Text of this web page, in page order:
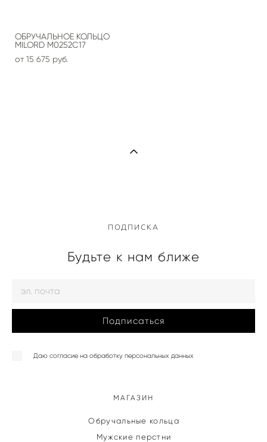
ОБРУЧАЛЬНОЕ КОЛЬЦО
MILORD М0252С17
от 15 675 pуб.
ПОДПИСКА
Будьте к нам ближе
Подписаться
Даю согласие на обработку персональных данных
МАГАЗИН
Обручальные кольца
Мужские перстни